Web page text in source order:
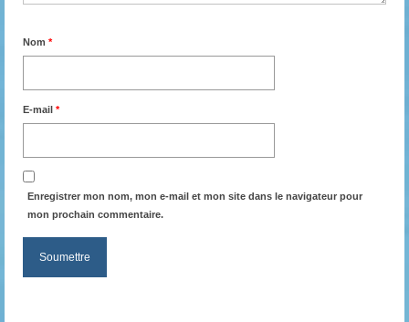
Nom *
E-mail *
Enregistrer mon nom, mon e-mail et mon site dans le navigateur pour
mon prochain commentaire.